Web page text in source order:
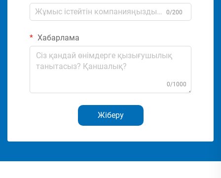
0/200
Хабарлама
0/1000
Жіберу